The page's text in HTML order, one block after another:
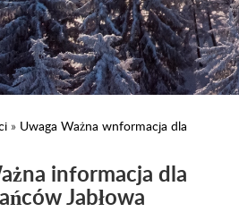
» Uwaga Ważna wnformacja dla
informacja dla
Jabłowa